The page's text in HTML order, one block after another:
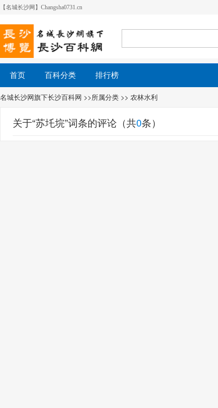
【名城长沙网】Changsha0731.cn
首页 百科分类 排行榜
名城长沙网旗下长沙百科网 >>所属分类 >> 农林水利
关于“苏圫垸”词条的评论（共0条）